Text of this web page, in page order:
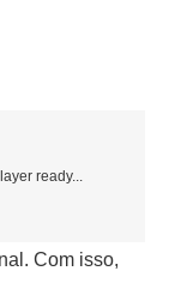
ready...
Com isso,